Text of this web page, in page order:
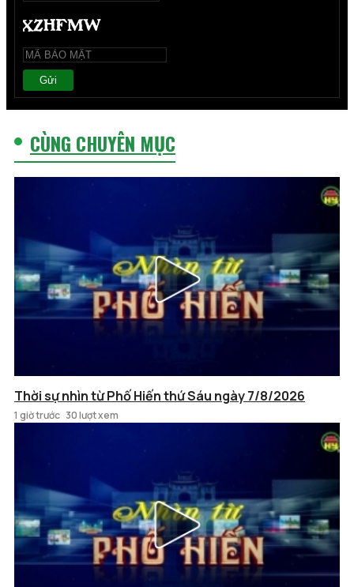
Gửi
CÙNG CHUYÊN MỤC
Thời sự nhìn từ Phố Hiến thứ Sáu ngày 7/8/2026
1 giờ trước 30 lượt xem